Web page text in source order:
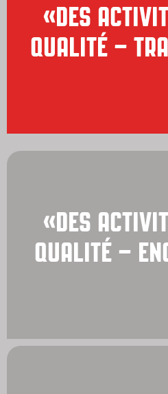
«DES
QUALITÉ –
«DES
QUALITÉ –